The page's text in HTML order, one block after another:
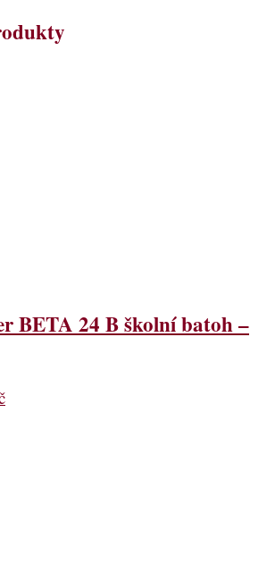
BETA 24 B školní batoh –